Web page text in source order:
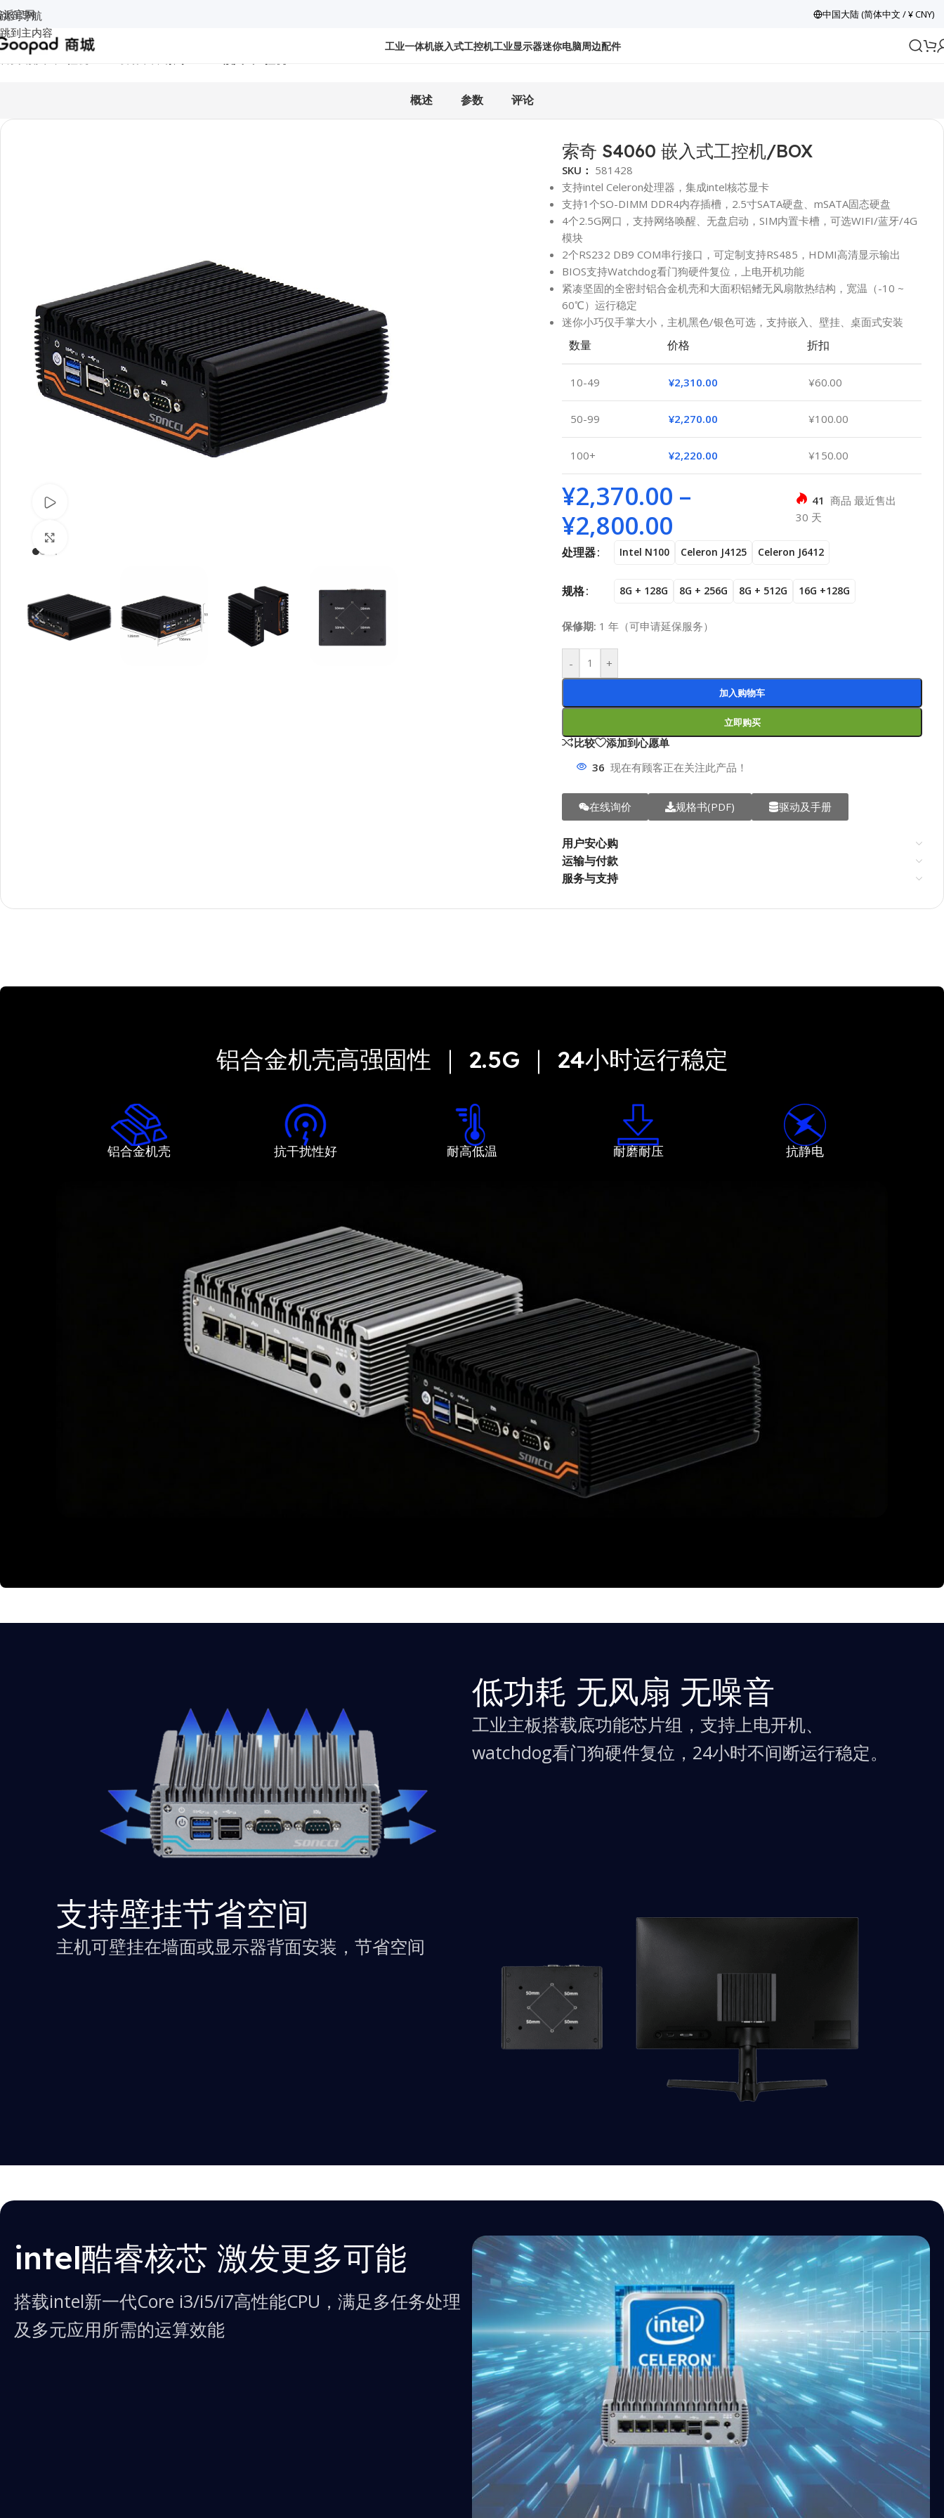
跳到导航
跳到主内容
派官网 中国大陆 (简体中文 / ¥ CNY)
工业一体机嵌入式工控机工业显示器迷你电脑周边配件
嵌入式工控机
概述 参数 评论
索奇 S4060 嵌入式工控机/BOX
SKU： 581428
支持intel Celeron处理器，集成intel核芯显卡
支持1个SO-DIMM DDR4内存插槽，2.5寸SATA硬盘、mSATA固态硬盘
4个2.5G网口，支持网络唤醒、无盘启动，SIM内置卡槽，可选WIFI/蓝牙/4G
模块
2个RS232 DB9 COM串行接口，可定制支持RS485，HDMI高清显示输出
BIOS支持Watchdog看门狗硬件复位，上电开机功能
紧凑坚固的全密封铝合金机壳和大面积铝鳍无风扇散热结构，宽温（-10 ~
60℃）运行稳定
迷你小巧仅手掌大小，主机黑色/银色可选，支持嵌入、壁挂、桌面式安装
数量
价格 折扣
10-49 ¥2,310.00 ¥60.00
50-99 ¥2,270.00 ¥100.00
100+ ¥2,220.00 ¥150.00
¥2,370.00 –
¥2,800.00
41 商品 最近售出
30 天
处理器 Intel N100 Celeron J4125 Celeron J6412
规格 8G + 128G 8G + 256G 8G + 512G 16G +128G
保修期: 1 年（可申请延保服务）
- +
加入购物车
立即购买
比较
添加到心愿单
36 现在有顾客正在关注此产品！
在线询价 规格书(PDF) 驱动及手册
用户安心购
运输与付款
服务与支持
铝合金机壳高强固性 ｜ 2.5G ｜ 24小时运行稳定
铝合金机壳 抗干扰性好 耐高低温 耐磨耐压 抗静电
低功耗 无风扇 无噪音
工业主板搭载底功能芯片组，支持上电开机、
watchdog看门狗硬件复位，24小时不间断运行稳定。
支持壁挂节省空间
主机可壁挂在墙面或显示器背面安装，节省空间
intel酷睿核芯 激发更多可能
搭载intel新一代Core i3/i5/i7高性能CPU，满足多任务处理
及多元应用所需的运算效能